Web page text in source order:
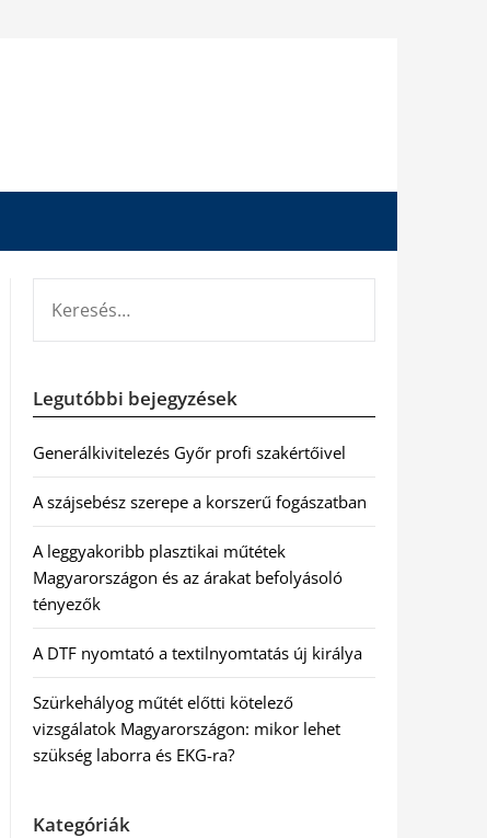
Legutóbbi bejegyzések
Generálkivitelezés Győr profi szakértőivel
A szájsebész szerepe a korszerű fogászatban
A leggyakoribb plasztikai műtétek
Magyarországon és az árakat befolyásoló
tényezők
A DTF nyomtató a textilnyomtatás új királya
Szürkehályog műtét előtti kötelező
vizsgálatok Magyarországon: mikor lehet
szükség laborra és EKG-ra?
Kategóriák